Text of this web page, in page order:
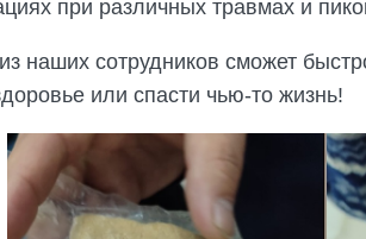
при различных травмах и
наших сотрудников сможет
или спасти чью-то жизнь!